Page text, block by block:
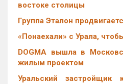
востоке столицы
Группа Эталон
«Понаехали» с Урала,
DOGMA вышла в
жилым проектом
Уральский застройщик